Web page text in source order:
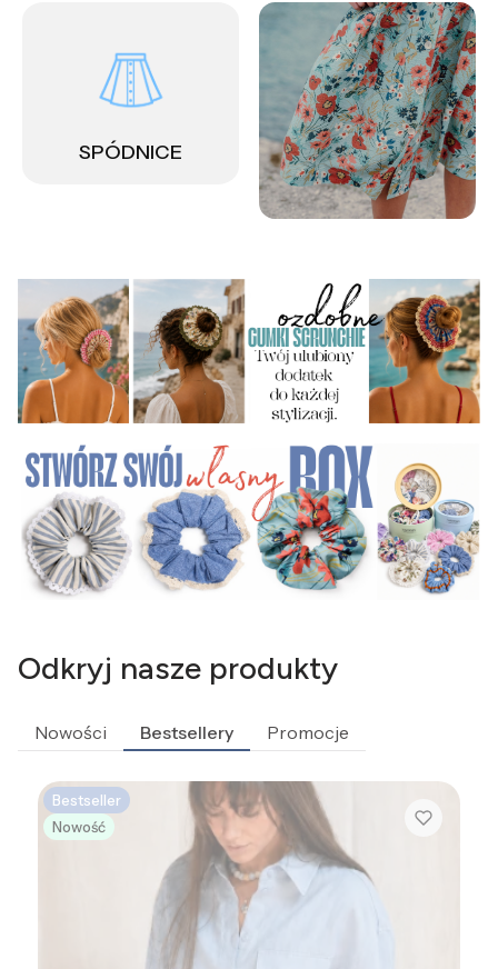
SPÓDNICE
Odkryj nasze produkty
Nowości Bestsellery Promocje
Bestseller
Nowość